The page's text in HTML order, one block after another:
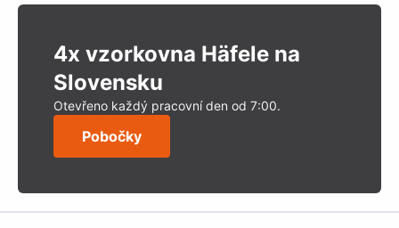
4x vzorkovna Häfele na
Slovensku
Otevřeno každý pracovní den od 7:00.
Pobočky